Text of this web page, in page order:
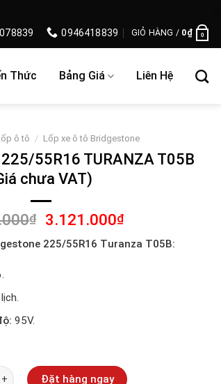
0946418839 GIỎ HÀNG / 0₫ 0
Thức Bảng Giá Liên Hệ
ô tô / Lốp xe ô tô Bridgestone
55R16 TURANZA T05B
chưa VAT)
₫
Giá
là:
3.121.000₫Giá
tại
225/55R16 Turanza T05B:
95V.
Đặt hàng ngay